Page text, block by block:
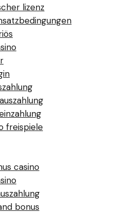
lizenz
freispiele
casino
bonus